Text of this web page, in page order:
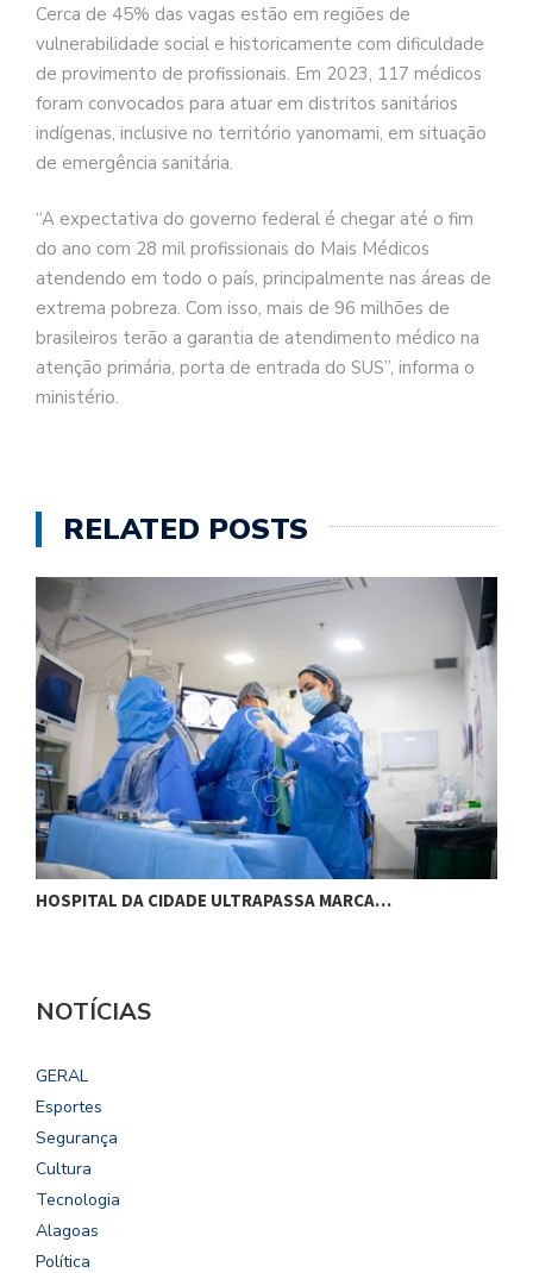
Cerca de 45% das vagas estão em regiões de
vulnerabilidade social e historicamente com dificuldade
de provimento de profissionais. Em 2023, 117 médicos
foram convocados para atuar em distritos sanitários
indígenas, inclusive no território yanomami, em situação
de emergência sanitária.
“A expectativa do governo federal é chegar até o fim
do ano com 28 mil profissionais do Mais Médicos
atendendo em todo o país, principalmente nas áreas de
extrema pobreza. Com isso, mais de 96 milhões de
brasileiros terão a garantia de atendimento médico na
atenção primária, porta de entrada do SUS”, informa o
ministério.
RELATED POSTS
HOSPITAL DA CIDADE ULTRAPASSA MARCA…
NOTÍCIAS
GERAL
Esportes
Segurança
Cultura
Tecnologia
Alagoas
Política